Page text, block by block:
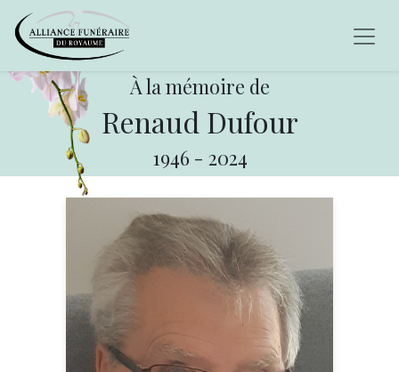
À la mémoire de
Renaud Dufour
1946 - 2024